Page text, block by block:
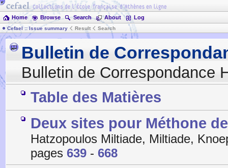
Home Browse Search About Log
Cefael :: Issue summary Result Search
Bulletin de
Bulletin de Correspondance
Table des Matières
Deux sites pour Méthone
Hatzopoulos Miltiade, Miltiade,
pages 639 - 668